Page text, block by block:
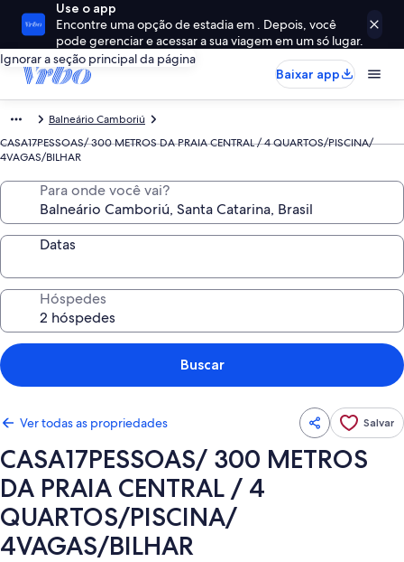
Use o app
Encontre uma opção de estadia em . Depois, você
pode gerenciar e acessar a sua viagem em um só lugar.
Ignorar a seção principal da página
Baixar app
Balneário Camboriú
CASA17PESSOAS/ 300 METROS DA PRAIA CENTRAL / 4 QUARTOS/PISCINA/
4VAGAS/BILHAR
Para onde você vai?
Datas
Hóspedes
Buscar
Ver todas as propriedades Salvar
CASA17PESSOAS/ 300 METROS
DA PRAIA CENTRAL / 4
QUARTOS/PISCINA/
4VAGAS/BILHAR